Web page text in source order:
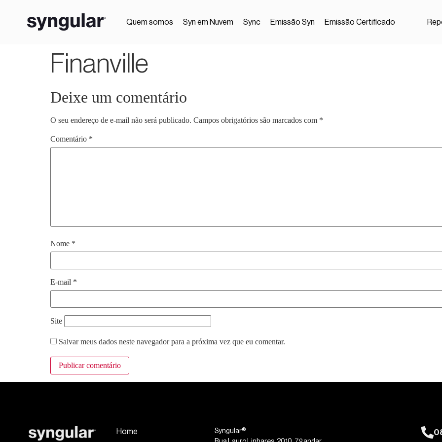
Quem somos Syn em Nuvem Sync Emissão Syn Emissão Certificado
Finanville
Deixe um comentário
O seu endereço de e-mail não será publicado. Campos obrigatórios são marcados com *
Comentário *
Nome *
E-mail *
Site
Salvar meus dados neste navegador para a próxima vez que eu comentar.
Home
Syngular®